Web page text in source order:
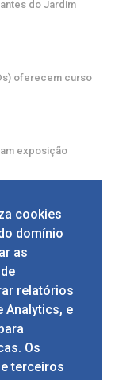
do Jardim
oferecem curso
exposição
de alíquota
Dia da Bandeira
cookies
domínio
as
relatórios
Analytics, e
Os
terceiros